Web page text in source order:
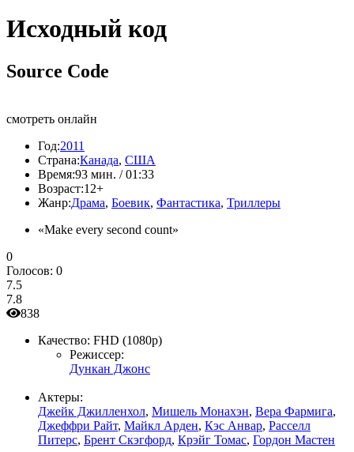
Исходный код
Source Code
смотреть онлайн
Год:2011
Страна:Канада, США
Время:93 мин. / 01:33
Возраст:12+
Жанр:Драма, Боевик, Фантастика, Триллеры
«Make every second count»
0
Голосов: 0
7.5
7.8
838
Качество: FHD (1080p)
Режиссер:
Дункан Джонс
Актеры:
Джейк Джилленхол, Мишель Монахэн, Вера Фармига,
Джеффри Райт, Майкл Арден, Кэс Анвар, Расселл
Питерс, Брент Скэгфорд, Крэйг Томас, Гордон Мастен